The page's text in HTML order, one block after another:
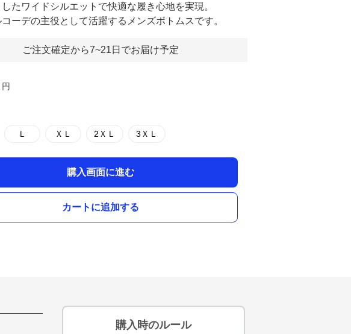
たワイドシルエットで快適な履き心地を実現。
ーデの主役として活躍するメンズボトムスです。
ご注文確定から7~21日でお届け予定
円
Ｌ ＸＬ 2ＸＬ 3ＸＬ
購入画面に進む
カートに追加する
購入時のルール